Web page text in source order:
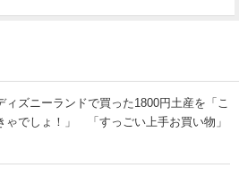
ィズニーランドで買った1800円土産を「こ
ゃでしょ！」 「すっごい上手お買い物」